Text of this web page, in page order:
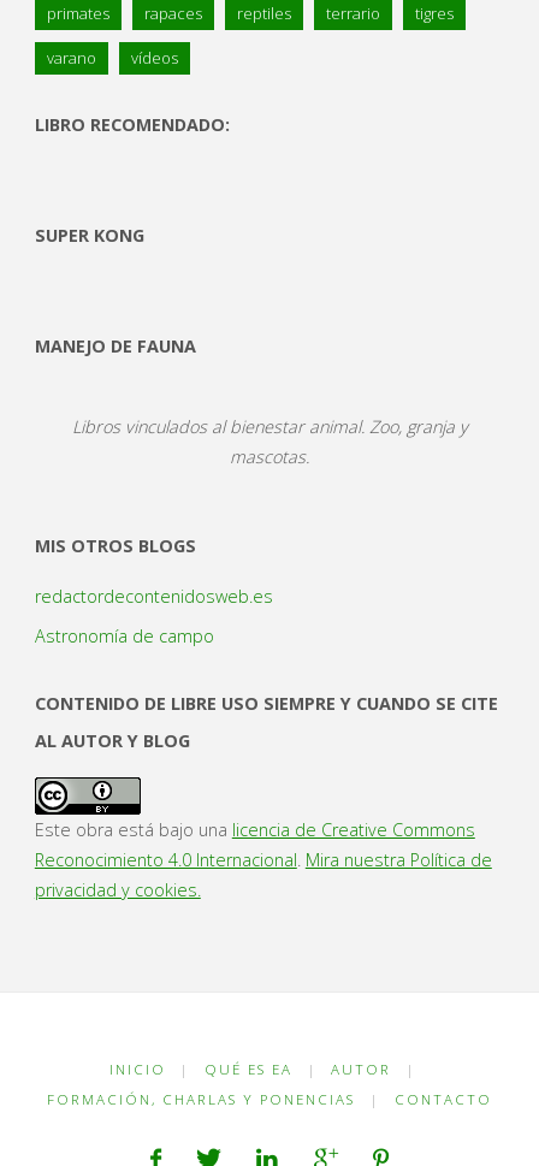
primates rapaces reptiles terrario tigres
varano vídeos
LIBRO RECOMENDADO:
SUPER KONG
MANEJO DE FAUNA
Libros vinculados al bienestar animal. Zoo, granja y
mascotas.
MIS OTROS BLOGS
redactordecontenidosweb.es
Astronomía de campo
CONTENIDO DE LIBRE USO SIEMPRE Y CUANDO SE CITE
AL AUTOR Y BLOG
Este obra está bajo una licencia de Creative Commons
Reconocimiento 4.0 Internacional Mira nuestra Política de
privacidad y cookies.
INICIO | QUÉ ES EA | AUTOR
|
FORMACIÓN, CHARLAS Y PONENCIAS
| CONTACTO